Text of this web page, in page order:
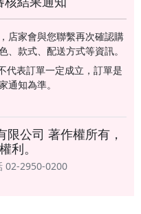
店家會與您聯繫再次確認購
、款式、配送方式等資訊。
代表訂單一定成立，訂單是
通知為準。
公司 著作權所有，
利。
02-2950-0200